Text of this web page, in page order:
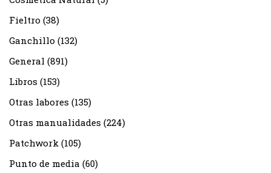
Fieltro (38)
Ganchillo (132)
General (891)
Libros (153)
Otras labores (135)
Otras manualidades (224)
Patchwork (105)
Punto de media (60)